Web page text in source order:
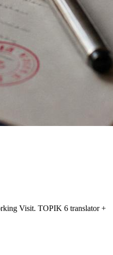
Visit. TOPIK 6 translator +